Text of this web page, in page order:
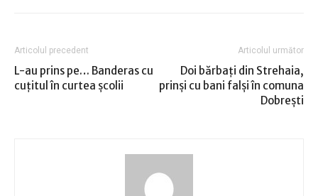
Articolul precedent
L-au prins pe… Banderas cu
cuţitul în curtea şcolii
Articolul următor
Doi bărbaţi din Strehaia,
prinşi cu bani falşi în comuna
Dobreşti